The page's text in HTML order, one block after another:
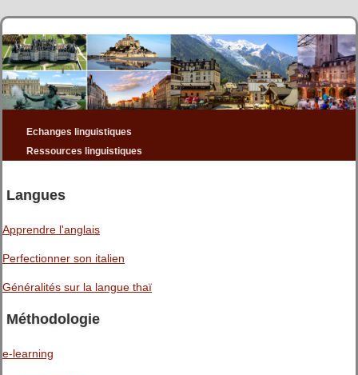
Echanges linguistiques
Ressources linguistiques
Langues
Apprendre l'anglais
Perfectionner son italien
Généralités sur la langue thaï
Méthodologie
e-learning